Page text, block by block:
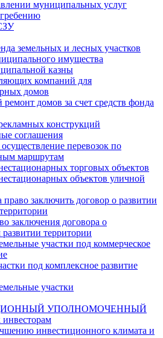
муниципальных услуг
земельных и лесных участков
имущества
казны
компаний для
домов
домов за счет средств фонда
конструкций
соглашения
перевозок по
маршрутам
торговых объектов
объектов уличной
заключить договор о развитии
заключения договора о
территории
участки под коммерческое
под комплексное развитие
участки
УПОЛНОМОЧЕННЫЙ
инвестиционного климата и